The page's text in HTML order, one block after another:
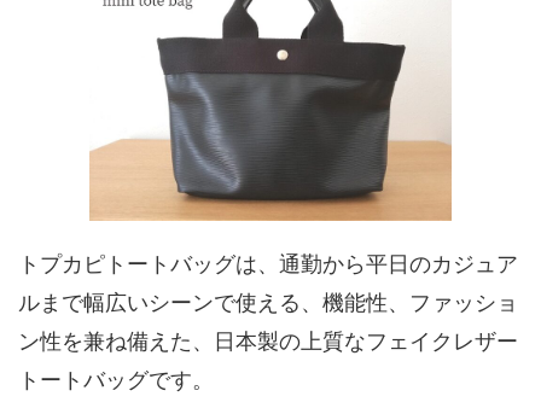
トプカピトートバッグは、通勤から平日のカジュア
ルまで幅広いシーンで使える、機能性、ファッショ
ン性を兼ね備えた、日本製の上質なフェイクレザー
トートバッグです。